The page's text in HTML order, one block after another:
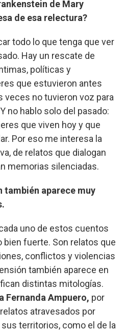
de Mary
de esa relectura?
todo lo que tenga que ver
Hay un rescate de
políticas y
que estuvieron antes
veces no tuvieron voz para
no hablo solo del pasado:
que viven hoy y que
Por eso me interesa la
de relatos que dialogan
memorias silenciadas.
aparece muy
uno de estos cuentos
fuerte. Son relatos que
conflictos y violencias
también aparece en
distintas mitologías.
Fernanda Ampuero, por
atravesados por
territorios, como el de la